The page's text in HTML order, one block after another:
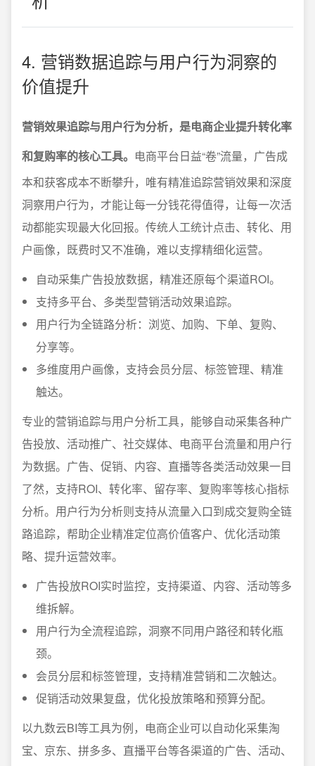
4. 营销数据追踪与用户行为洞察的
价值提升
营销效果追踪与用户行为分析，是电商企业提升转化率
和复购率的核心工具。 电商平台日益“卷”流量，广告成
本和获客成本不断攀升，唯有精准追踪营销效果和深度
洞察用户行为，才能让每一分钱花得值得，让每一次活
动都能实现最大化回报。传统人工统计点击、转化、用
户画像，既费时又不准确，难以支撑精细化运营。
自动采集广告投放数据，精准还原每个渠道ROI。
支持多平台、多类型营销活动效果追踪。
用户行为全链路分析：浏览、加购、下单、复购、
分享等。
多维度用户画像，支持会员分层、标签管理、精准
触达。
专业的营销追踪与用户分析工具，能够自动采集各种广
告投放、活动推广、社交媒体、电商平台流量和用户行
为数据。广告、促销、内容、直播等各类活动效果一目
了然，支持ROI、转化率、留存率、复购率等核心指标
分析。用户行为分析则支持从流量入口到成交复购全链
路追踪，帮助企业精准定位高价值客户、优化活动策
略、提升运营效率。
广告投放ROI实时监控，支持渠道、内容、活动等多
维拆解。
用户行为全流程追踪，洞察不同用户路径和转化瓶
颈。
会员分层和标签管理，支持精准营销和二次触达。
促销活动效果复盘，优化投放策略和预算分配。
以九数云BI等工具为例，电商企业可以自动化采集淘
宝、京东、拼多多、直播平台等各渠道的广告、活动、